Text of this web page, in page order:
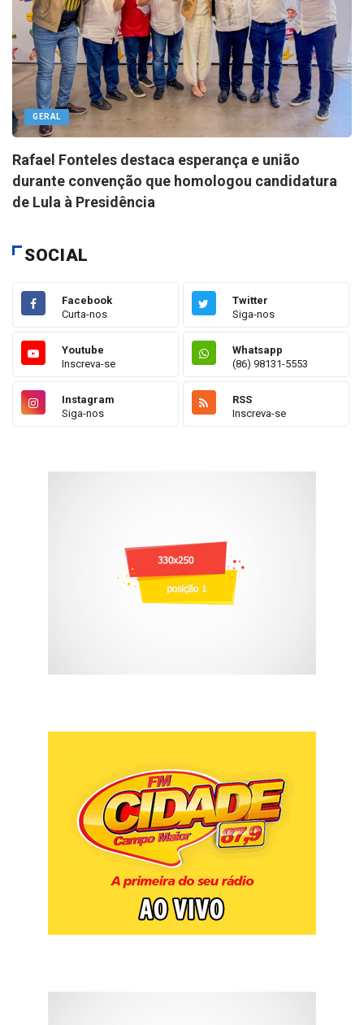
GERAL
Rafael Fonteles destaca esperança e união
durante convenção que homologou candidatura
de Lula à Presidência
SOCIAL
Facebook
Curta-nos
Twitter
Siga-nos
Youtube
Inscreva-se
Whatsapp
(86) 98131-5553
Instagram
Siga-nos
RSS
Inscreva-se